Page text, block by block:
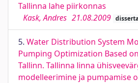
Tallinna lahe piirkonnas
Kask, Andres 21.08.2009
5. Water Distribution System
Pumping Optimization Based
Tallinn. Tallinna linna
modelleerimine ja pumpamise